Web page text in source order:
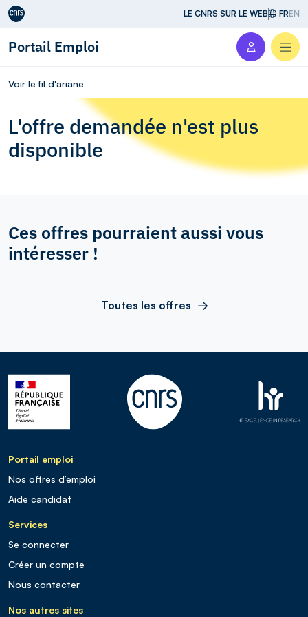
Aller au contenu LE CNRS SUR LE WEB FREN
Portail Emploi
Voir le fil d'ariane
L'offre demandée n'est plus
disponible
Ces offres pourraient aussi vous
intéresser !
Toutes les offres
Portail emploi
Nos offres d’emploi
Aide candidat
Services
Se connecter
Créer un compte
Nous contacter
Nos autres sites